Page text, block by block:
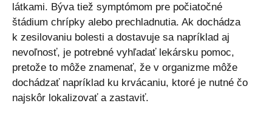
látkami. Býva tiež symptómom pre počiatočné
štádium chrípky alebo prechladnutia. Ak dochádza
k zesilovaniu bolesti a dostavuje sa napríklad aj
nevoľnosť, je potrebné vyhľadať lekársku pomoc,
pretože to môže znamenať, že v organizme môže
dochádzať napríklad ku krvácaniu, ktoré je nutné čo
najskôr lokalizovať a zastaviť.